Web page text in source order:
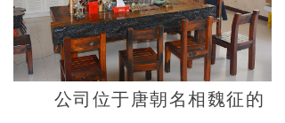
公司位于唐朝名相魏征的